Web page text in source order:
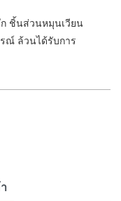
ก ชิ้นส่วนหมุนเวียน
ณ์ ล้วนได้รับการ